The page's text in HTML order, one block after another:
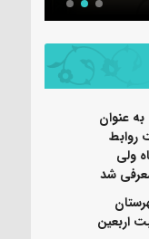
عنوان
روابط
ولی
شد
اربعین